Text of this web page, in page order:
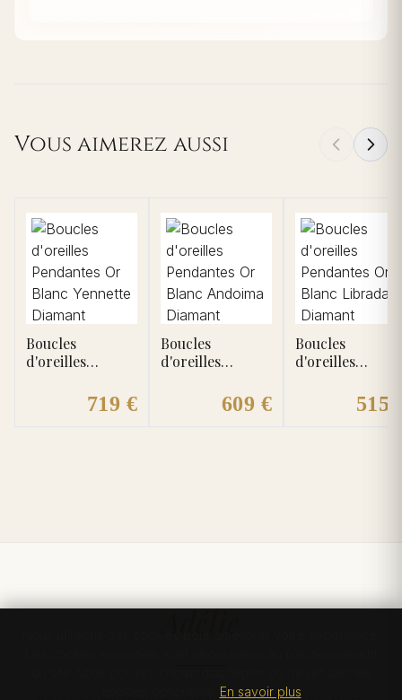
Vous aimerez aussi
Boucles
d'oreilles
Blanc Yennette
719 €
Boucles
d'oreilles
Blanc Andoima
609 €
Boucles
d'oreilles
Blanc Librada
515
Adélie
En savoir plus